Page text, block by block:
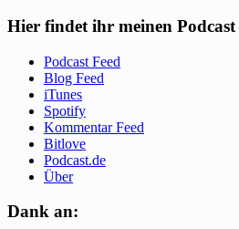
Hier findet ihr meinen Podcast
Podcast Feed
Blog Feed
iTunes
Spotify
Kommentar Feed
Bitlove
Podcast.de
Über
Dank an: